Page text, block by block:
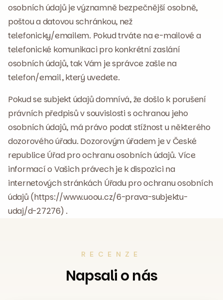
osobních údajů je významně bezpečnější osobně,
poštou a datovou schránkou, než
telefonicky/emailem. Pokud trváte na e-mailové a
telefonické komunikaci pro konkrétní zaslání
osobních údajů, tak Vám je správce zašle na
telefon/email, který uvedete.
Pokud se subjekt údajů domnívá, že došlo k porušení
právních předpisů v souvislosti s ochranou jeho
osobních údajů, má právo podat stížnost u některého
dozorového úřadu. Dozorovým úřadem je v České
republice Úřad pro ochranu osobních údajů. Více
informací o Vašich právech je k dispozici na
internetových stránkách Úřadu pro ochranu osobních
údajů (https://www.uoou.cz/6-prava-subjektu-
udaj/d-27276) .
RECENZE
Napsali o nás